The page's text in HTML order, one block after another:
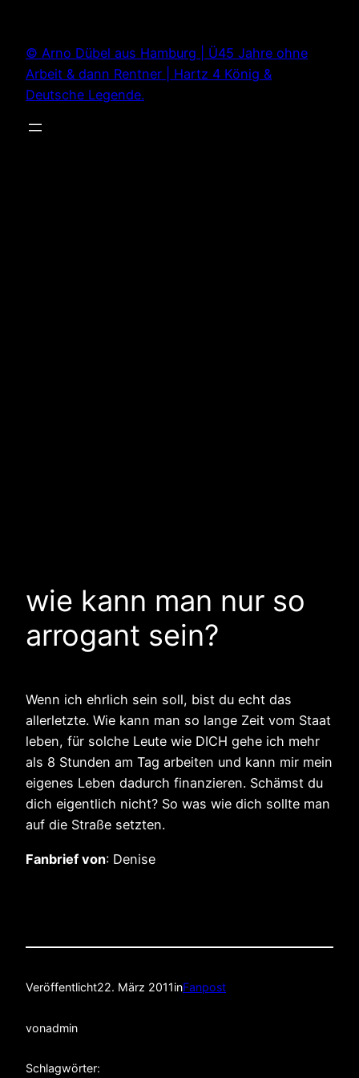
springen
© Arno Dübel aus Hamburg | Ü45 Jahre ohne
Arbeit & dann Rentner | Hartz 4 König &
Deutsche Legende.
wie kann man nur so
arrogant sein?
Wenn ich ehrlich sein soll, bist du echt das
allerletzte. Wie kann man so lange Zeit vom Staat
leben, für solche Leute wie DICH gehe ich mehr
als 8 Stunden am Tag arbeiten und kann mir mein
eigenes Leben dadurch finanzieren. Schämst du
dich eigentlich nicht? So was wie dich sollte man
auf die Straße setzten.
Fanbrief von: Denise
Veröffentlicht22. März 2011inFanpost
vonadmin
Schlagwörter: